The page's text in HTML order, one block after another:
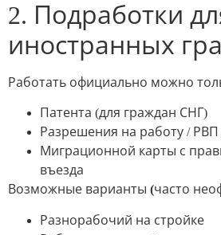
2. Подработки
иностранных
Работать официально можно
Патента (для граждан СНГ)
Разрешения на работу /
Миграционной карты с
въезда
Возможные варианты (часто
Разнорабочий на стройке